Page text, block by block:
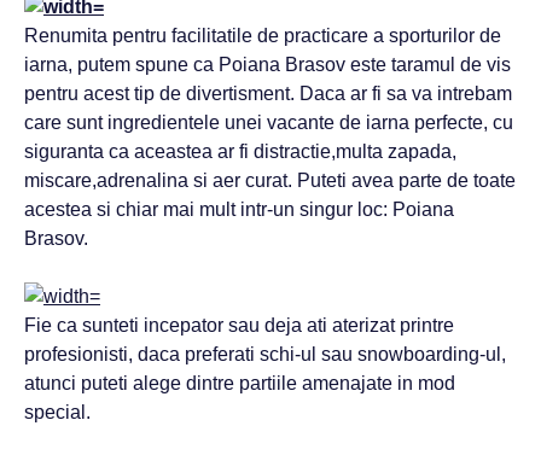
Renumita pentru facilitatile de practicare a sporturilor de
iarna, putem spune ca Poiana Brasov este taramul de vis
pentru acest tip de divertisment. Daca ar fi sa va intrebam
care sunt ingredientele unei vacante de iarna perfecte, cu
siguranta ca aceastea ar fi distractie,multa zapada,
miscare,adrenalina si aer curat. Puteti avea parte de toate
acestea si chiar mai mult intr-un singur loc: Poiana
Brasov.
Fie ca sunteti incepator sau deja ati aterizat printre
profesionisti, daca preferati schi-ul sau snowboarding-ul,
atunci puteti alege dintre partiile amenajate in mod
special.